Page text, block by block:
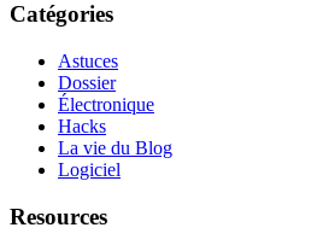
Catégories
Astuces
Dossier
Électronique
Hacks
La vie du Blog
Logiciel
Resources